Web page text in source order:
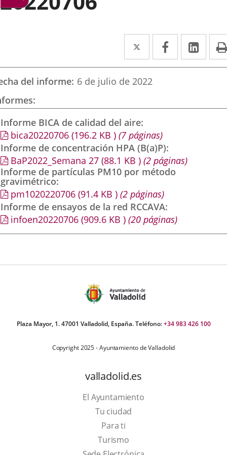
Twitter
Enlace
a
una
externa.
Facebook
Enlace
a
externa.
a
del informe 6 de julio de 2022
Informe BICA de calidad del aire
bica20220706 (196.2 KB ) (7 páginas)
Informe de concentración HPA (B(a)P)
BaP2022_Semana 27 (88.1 KB ) (2 páginas)
Informe de partículas PM10 por método
gravimétrico
pm1020220706 (91.4 KB ) (2 páginas)
Informe de ensayos de la red RCCAVA
infoen20220706 (909.6 KB ) (20 páginas)
Plaza Mayor, 1. 47001 Valladolid, España. Teléfono:+34 983 426 100
Copyright 2025 - Ayuntamiento de Valladolid
valladolid.es
El Ayuntamiento
Tu ciudad
Para ti
TurismoThis